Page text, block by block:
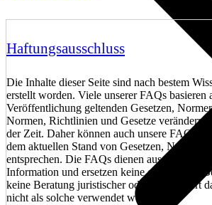
Haftungsausschluss
Die Inhalte dieser Seite sind nach bestem
erstellt worden. Viele unserer FAQs basieren
Veröffentlichung geltenden Gesetzen,
Normen, Richtlinien und Gesetze verändern
der Zeit. Daher können auch unsere FAQs
dem aktuellen Stand von Gesetzen, Normen
entsprechen. Die FAQs dienen ausschließlich
Information und ersetzen keine qualifizierte
keine Beratung juristischer oder anderer Art
nicht als solche verwendet werden.